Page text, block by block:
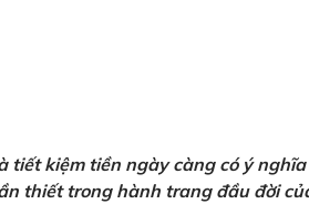
tiết kiệm tiền ngày càng có ý
thiết trong hành trang đầu đời